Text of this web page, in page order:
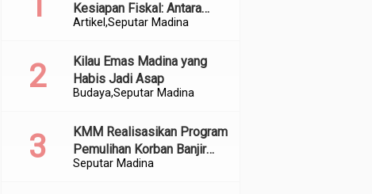
Artikel Seputar Madina
Kesiapan Fiskal: Antara
Kedekatan Politik dan
BudayaSeputar Madina
Kilau Emas Madina yang
Habis Jadi Asap
Seputar Madina
KMM Realisasikan Program
Pemulihan Korban Banjir
dan Longsor di Kabupaten